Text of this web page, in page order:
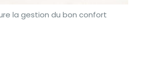
la gestion du bon confort